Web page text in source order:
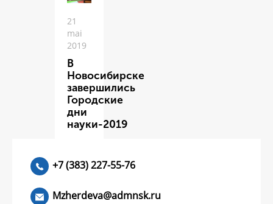
21
mai
2019
В
Новосибирске
завершились
Городские
дни
науки-2019
+7 (383) 227-55-76
Mzherdeva@admnsk.ru